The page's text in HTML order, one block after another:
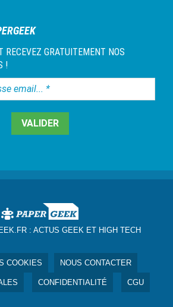
RECEVEZ GRATUITEMENT NOS
!
: ACTUS GEEK ET HIGH TECH
COOKIES NOUS CONTACTER
CONFIDENTIALITÉ CGU